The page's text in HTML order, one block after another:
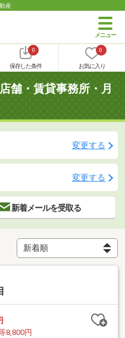
産
0
保存した条件
0
お気に入り
舗・賃貸事務所・月
変更する
変更する
新着メールを受取る
8,800円